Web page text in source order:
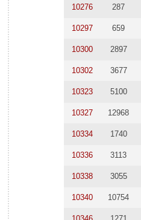
10276 287
10297 659
10300 2897
10302 3677
10323 5100
10327 12968
10334 1740
10336 3113
10338 3055
10340 10754